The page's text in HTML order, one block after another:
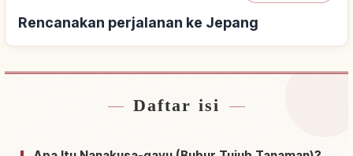
Rencanakan perjalanan ke Jepang
Cari penginapan dekat Jepang
Cari aktivitas di Jepang↗
Daftar isi